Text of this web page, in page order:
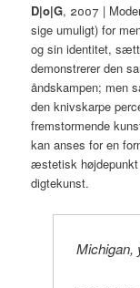
D|o|G, 2007 |
sige umuligt) for
og sin identitet,
demonstrerer den
åndskampen; men
den knivskarpe
fremstormende
kan anses for en
æstetisk
digtekunst.
Michigan,